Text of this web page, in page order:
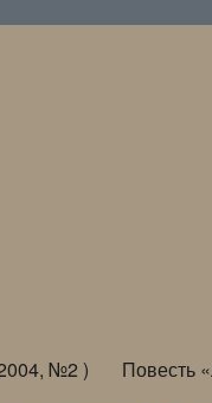
№2 ) Повесть